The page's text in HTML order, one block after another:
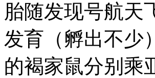
胎随发现号航天
发育（孵出不少
的褐家鼠分别乘